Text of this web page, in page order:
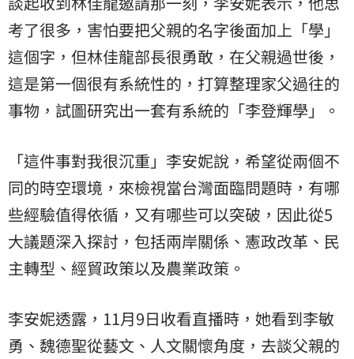
考了很多，害怕要把父親的名字後面加上「學」
這個字，但林佳龍部長很勇敢，在父親過世後，
這是第一個很有系統性的，打算整理家父過往的
事物，試圖研究出一套有系統的「李登輝學」。
「這件事對我很沉重」李安妮說，希望從兩個不
同的時空環境，來檢視當台灣面臨問題時，有哪
些經驗值得依循，又有哪些可以突破，因此從5
大議題深入探討，包括兩岸關係、憲政改革、民
主轉型、經貿政策以及農業政策。
李安妮透露，11月9日收看直播時，她看到李敏
勇、魏德聖從藝文、人文關懷角度，去談父親的